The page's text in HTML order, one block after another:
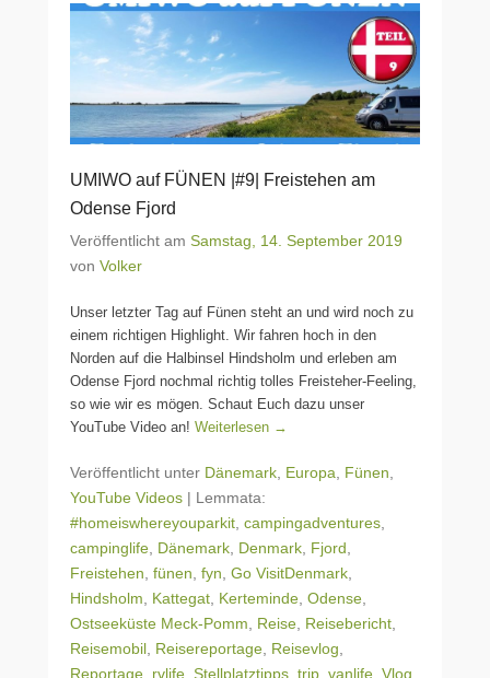
UMIWO auf FÜNEN |#9| Freistehen am
Odense Fjord
Veröffentlicht am Samstag, 14. September 2019
von Volker
Unser letzter Tag auf Fünen steht an und wird noch zu
einem richtigen Highlight. Wir fahren hoch in den
Norden auf die Halbinsel Hindsholm und erleben am
Odense Fjord nochmal richtig tolles Freisteher-Feeling,
so wie wir es mögen. Schaut Euch dazu unser
YouTube Video an! Weiterlesen →
Veröffentlicht unter Dänemark, Europa, Fünen,
YouTube Videos | Lemmata:
#homeiswhereyouparkit, campingadventures,
campinglife, Dänemark, Denmark, Fjord,
Freistehen, fünen, fyn, Go VisitDenmark,
Hindsholm, Kattegat, Kerteminde, Odense,
Ostseeküste Meck-Pomm, Reise, Reisebericht,
Reisemobil, Reisereportage, Reisevlog,
Reportage rvlife Stellplatztipps trip vanlife Vlog